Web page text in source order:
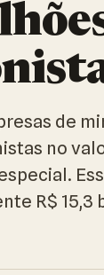
de
no
R$ 15,3